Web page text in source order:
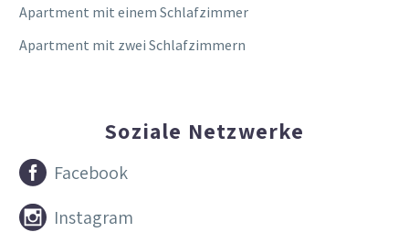
Apartment mit einem Schlafzimmer
Apartment mit zwei Schlafzimmern
Soziale Netzwerke

 Facebook

 Instagram